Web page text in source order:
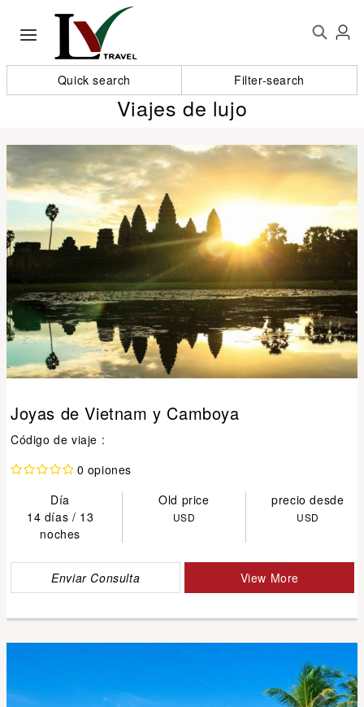
Quick search Filter-search
Viajes de lujo
Joyas de Vietnam y Camboya
Código de viaje :
0 opiones
Día
Old price
precio desde
14 días / 13
noches
USD USD
Enviar Consulta View More